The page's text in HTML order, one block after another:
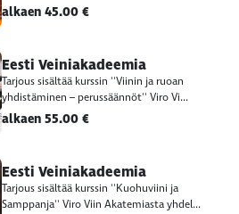
alkaen 45.00 €
Eesti Veiniakadeemia
Tarjous sisältää kurssin ''Viinin ja ruoan
yhdistäminen – perussäännöt'' Viro Vi...
alkaen 55.00 €
Eesti Veiniakadeemia
Tarjous sisältää kurssin ''Kuohuviini ja
Samppanja'' Viro Viin Akatemiasta yhdel...